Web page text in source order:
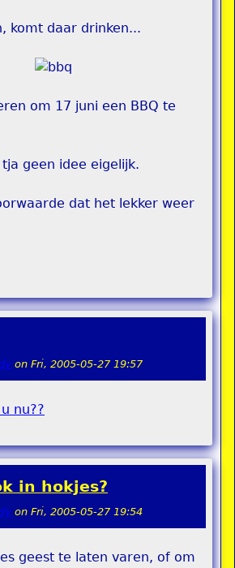
komt daar drinken...
om 17 juni een BBQ te
geen idee eigelijk.
dat het lekker weer
on Fri, 2005-05-27 19:57
nu??
in hokjes?
on Fri, 2005-05-27 19:54
geest te laten varen, of om